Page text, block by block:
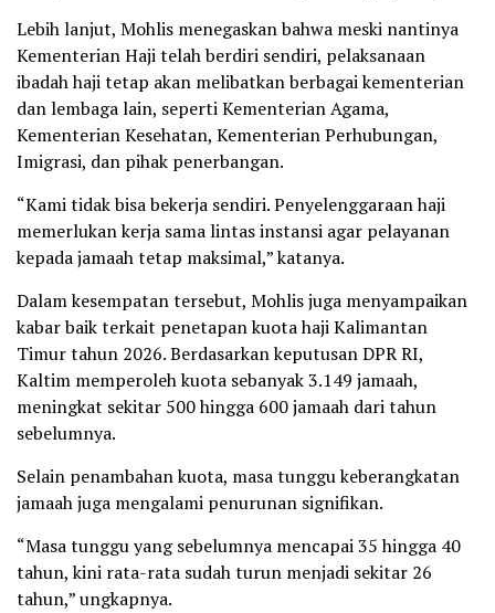
Lebih lanjut, Mohlis menegaskan bahwa meski nantinya
Kementerian Haji telah berdiri sendiri, pelaksanaan
ibadah haji tetap akan melibatkan berbagai kementerian
dan lembaga lain, seperti Kementerian Agama,
Kementerian Kesehatan, Kementerian Perhubungan,
Imigrasi, dan pihak penerbangan.
“Kami tidak bisa bekerja sendiri. Penyelenggaraan haji
memerlukan kerja sama lintas instansi agar pelayanan
kepada jamaah tetap maksimal,” katanya.
Dalam kesempatan tersebut, Mohlis juga menyampaikan
kabar baik terkait penetapan kuota haji Kalimantan
Timur tahun 2026. Berdasarkan keputusan DPR RI,
Kaltim memperoleh kuota sebanyak 3.149 jamaah,
meningkat sekitar 500 hingga 600 jamaah dari tahun
sebelumnya.
Selain penambahan kuota, masa tunggu keberangkatan
jamaah juga mengalami penurunan signifikan.
“Masa tunggu yang sebelumnya mencapai 35 hingga 40
tahun, kini rata-rata sudah turun menjadi sekitar 26
tahun,” ungkapnya.